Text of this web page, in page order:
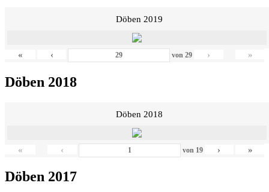
Döben 2019
« ‹ von29 › »
Döben 2018
Döben 2018
« ‹ von 19 › »
Döben 2017